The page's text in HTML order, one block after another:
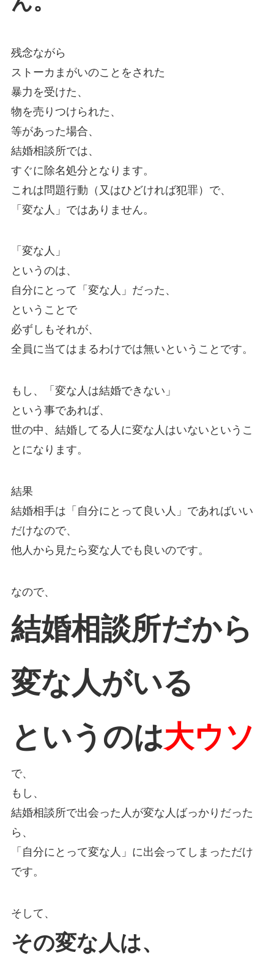
残念ながら
ストーカまがいのことをされた
暴力を受けた、
物を売りつけられた、
等があった場合、
結婚相談所では、
すぐに除名処分となります。
これは問題行動（又はひどければ犯罪）で、
「変な人」ではありません。
「変な人」
というのは、
自分にとって「変な人」だった、
ということで
必ずしもそれが、
全員に当てはまるわけでは無いということです。
もし、「変な人は結婚できない」
という事であれば、
世の中、結婚してる人に変な人はいないというこ
とになります。
結果
結婚相手は「自分にとって良い人」であればいい
だけなので、
他人から見たら変な人でも良いのです。
なので、
結婚相談所だから
変な人がいる
というのは大ウソ
で、
もし、
結婚相談所で出会った人が変な人ばっかりだった
ら、
「自分にとって変な人」に出会ってしまっただけ
です。
そして、
その変な人は、